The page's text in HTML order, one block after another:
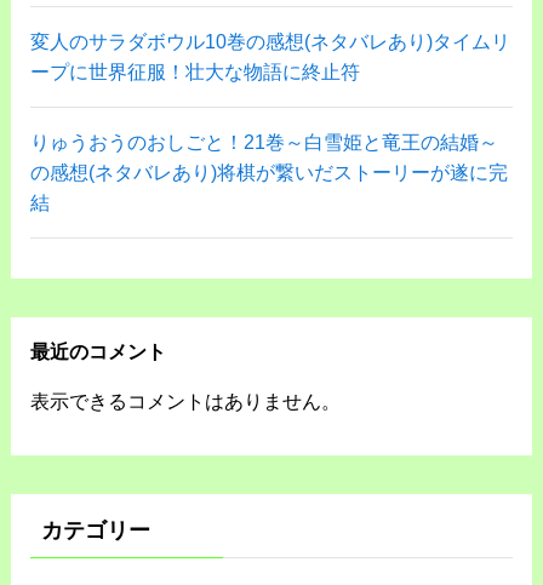
変人のサラダボウル10巻の感想(ネタバレあり)タイムリ
ープに世界征服！壮大な物語に終止符
りゅうおうのおしごと！21巻～白雪姫と竜王の結婚～
の感想(ネタバレあり)将棋が繋いだストーリーが遂に完
結
最近のコメント
表示できるコメントはありません。
カテゴリー